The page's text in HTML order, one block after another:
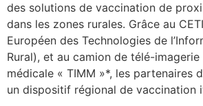
des solutions de vaccination de
dans les zones rurales. Grâce au
Européen des Technologies de
Rural), et au camion de télé-imagerie
médicale « TIMM »*, les partenaires
un dispositif régional de vaccination